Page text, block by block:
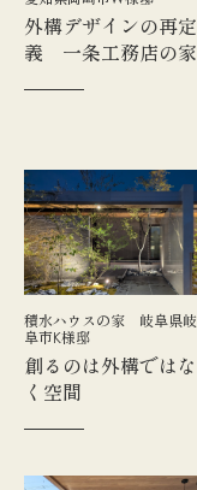
外構デザインの再定
義 一条工務店の家
積水ハウスの家 岐阜県岐
阜市K様邸
創るのは外構ではな
く空間